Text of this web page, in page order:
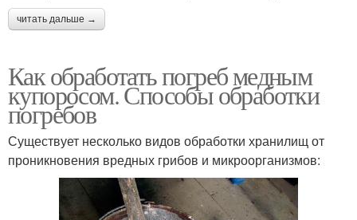
читать дальше →
Как обработать погреб медным
купоросом. Способы обработки
погребов
Существует несколько видов обработки хранилищ от
проникновения вредных грибов и микроорганизмов: